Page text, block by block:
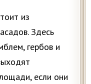
из
Здесь
гербов и
если они